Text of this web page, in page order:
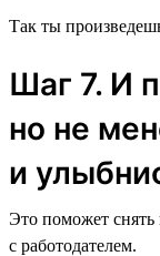
Так ты
Шаг 7. И
но не
и
Это поможет снять
с работодателем.